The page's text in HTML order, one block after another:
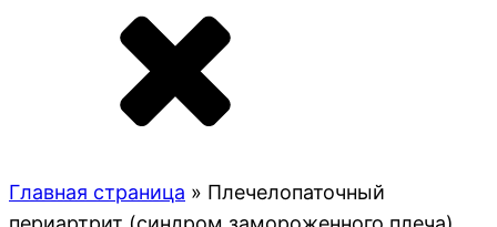
Главная страница » Плечелопаточный